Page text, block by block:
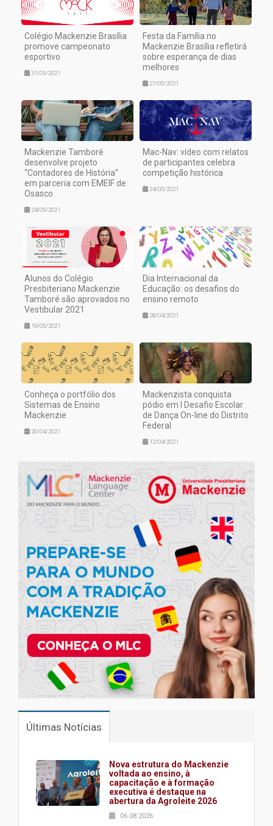
Colégio Mackenzie Brasília
promove campeonato
esportivo
31/05/2021
Festa da Família no
Mackenzie Brasília refletirá
sobre esperança de dias
melhores
27/05/2021
Mackenzie Tamboré
desenvolve projeto
“Contadores de História"
em parceria com EMEIF de
Osasco
24/05/2021
Mac-Nav: vídeo com relatos
de participantes celebra
competição histórica
24/05/2021
Alunos do Colégio
Presbiteriano Mackenzie
Tamboré são aprovados no
Vestibular 2021
19/05/2021
Dia Internacional da
Educação: os desafios do
ensino remoto
28/04/2021
Conheça o portfólio dos
Sistemas de Ensino
Mackenzie
20/04/2021
Mackenzista conquista
pódio em I Desafio Escolar
de Dança On-line do Distrito
Federal
12/04/2021
Últimas Notícias
Nova estrutura do Mackenzie
voltada ao ensino, à
capacitação e à formação
executiva é destaque na
abertura da Agroleite 2026
06.08.2026